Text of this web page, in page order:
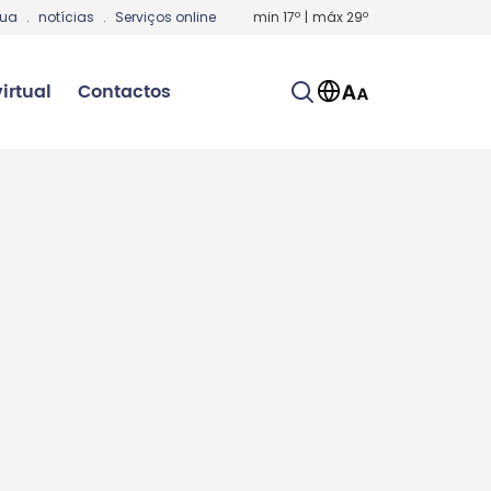
. notícias . Serviços online min 17º | máx29º
Contactos